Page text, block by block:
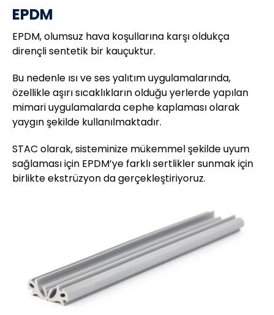
EPDM
EPDM, olumsuz hava koşullarına karşı oldukça
dirençli sentetik bir kauçuktur.
Bu nedenle ısı ve ses yalıtım uygulamalarında,
özellikle aşırı sıcaklıkların olduğu yerlerde yapılan
mimari uygulamalarda cephe kaplaması olarak
yaygın şekilde kullanılmaktadır.
STAC olarak, sisteminize mükemmel şekilde uyum
sağlaması için EPDM’ye farklı sertlikler sunmak için
birlikte ekstrüzyon da gerçekleştiriyoruz.